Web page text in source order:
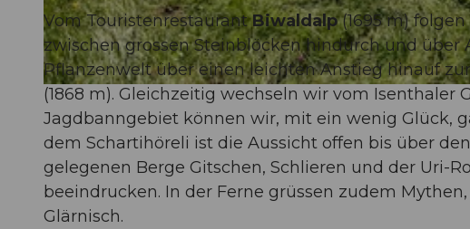
© Markus Fehlmann, Verein Urner Wanderwege | CC-BY
Vom TouristenrestaurantBiwaldalp(1695 m)
zwischen grossen Steinblöcken hindurch und
Pflanzenwelt über einen leichten Anstieg hinauf
(1868 m). Gleichzeitig wechseln wir vom Isenthaler
Jagdbanngebiet können wir, mit ein wenig Glück,
dem Schartihöreli ist die Aussicht offen bis über
gelegenen Berge Gitschen, Schlieren und der Uri-
beeindrucken. In der Ferne grüssen zudem
Glärnisch.